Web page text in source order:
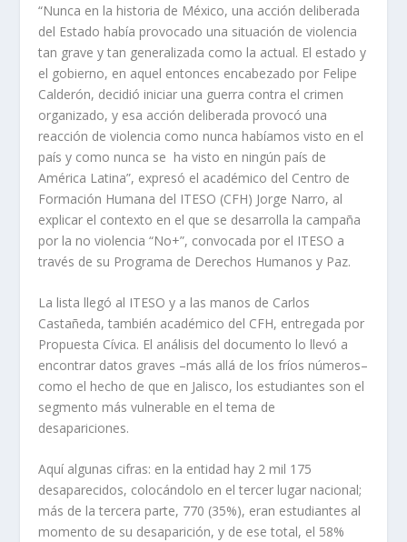
“Nunca en la historia de México, una acción deliberada
del Estado había provocado una situación de violencia
tan grave y tan generalizada como la actual. El estado y
el gobierno, en aquel entonces encabezado por Felipe
Calderón, decidió iniciar una guerra contra el crimen
organizado, y esa acción deliberada provocó una
reacción de violencia como nunca habíamos visto en el
país y como nunca se ha visto en ningún país de
América Latina”, expresó el académico del Centro de
Formación Humana del ITESO (CFH) Jorge Narro, al
explicar el contexto en el que se desarrolla la campaña
por la no violencia “No+”, convocada por el ITESO a
través de su Programa de Derechos Humanos y Paz.
La lista llegó al ITESO y a las manos de Carlos
Castañeda, también académico del CFH, entregada por
Propuesta Cívica. El análisis del documento lo llevó a
encontrar datos graves –más allá de los fríos números–
como el hecho de que en Jalisco, los estudiantes son el
segmento más vulnerable en el tema de
desapariciones.
Aquí algunas cifras: en la entidad hay 2 mil 175
desaparecidos, colocándolo en el tercer lugar nacional;
más de la tercera parte, 770 (35%), eran estudiantes al
momento de su desaparición, y de ese total, el 58%